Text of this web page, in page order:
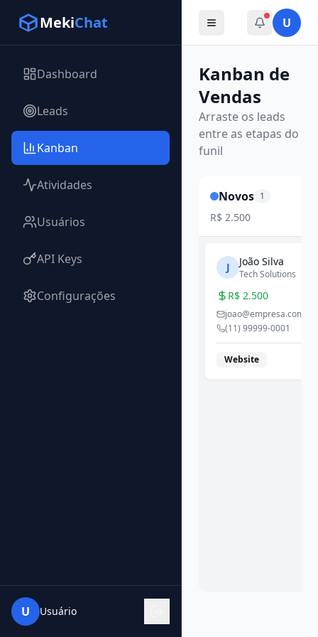
MekiChat
Dashboard
Leads
Kanban
Atividades
Usuários
API Keys
Configurações
U Usuário
U
Kanban de
Vendas
Arraste os leads
entre as etapas do
funil
Novos 1
R$ 2.500
J João Silva
Tech Solutions
R$ 2.500
joao@empresa.com
(11) 99999-0001
Website